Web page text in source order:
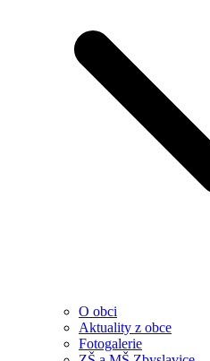
O obci
Aktuality z obce
Fotogalerie